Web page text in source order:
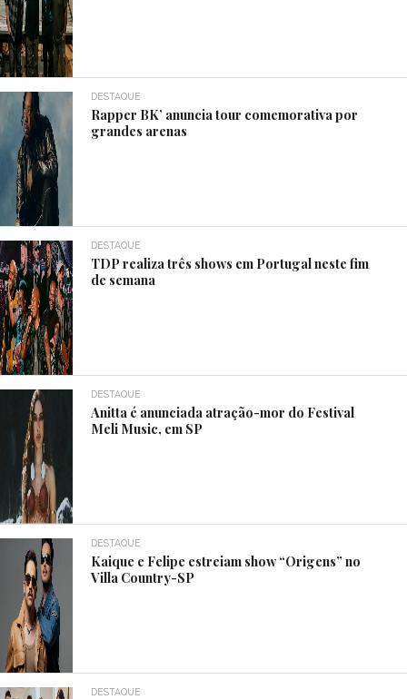
DESTAQUE
Rapper BK’ anuncia tour comemorativa por
grandes arenas
DESTAQUE
TDP realiza três shows em Portugal neste fim
de semana
DESTAQUE
Anitta é anunciada atração-mor do Festival
Meli Music, em SP
DESTAQUE
Kaique e Felipe estreiam show “Origens” no
Villa Country-SP
DESTAQUE